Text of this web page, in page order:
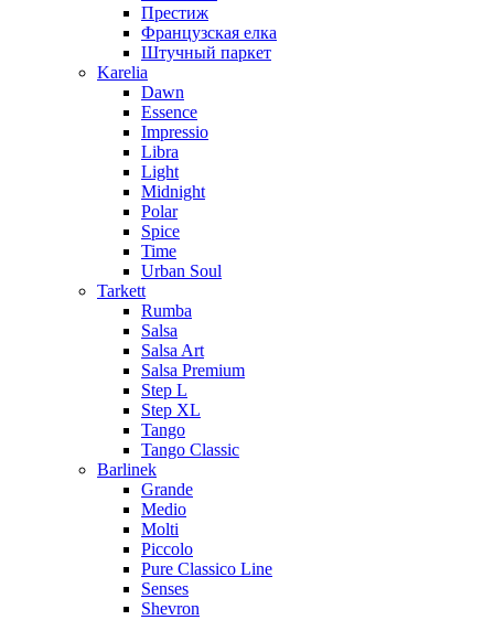
Престиж
Французская елка
Штучный паркет
Karelia
Dawn
Essence
Impressio
Libra
Light
Midnight
Polar
Spice
Time
Urban Soul
Tarkett
Rumba
Salsa
Salsa Art
Salsa Premium
Step L
Step XL
Tango
Tango Classic
Barlinek
Grande
Medio
Molti
Piccolo
Pure Classico Line
Senses
Shevron